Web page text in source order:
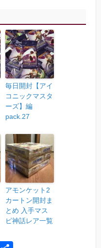
毎日開封【アイ
コニックマスタ
ーズ】編
pack.27
アモンケット2
カートン開封ま
とめ 入手マス
ピ神話レア一覧